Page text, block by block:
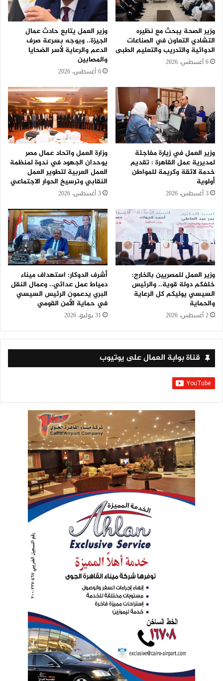
وزير الصحة يبحث مع نظيره
التشادي التعاون في الصناعات
الدوائية والتدريب والتعليم الطبى
6 أغسطس، 2026
وزير العمل يتابع حادث عمال
الجيزة.. ويوجه بسرعة صرف
الدعم والرعاية لأسر الضحايا
والمصابين
6 أغسطس، 2026
وزير العمل في زيارة مفاجئة
لمديرية عمل القاهرة : تقديم
خدمة لائقة وكريمة للمواطن
أولوية
3 أغسطس، 2026
وزارة العمل واتحاد عمال مصر
يوحدان الجهود في ندوة لمنظمة
العمل العربية لتطوير العمل
النقابي وترسيخ الحوار الاجتماعي
3 أغسطس، 2026
وزير العمل للمصريين بالخارج:
خلفكم دولة قوية.. والرئيس
السيسي يوليكم كل الرعاية
والحماية
2 أغسطس، 2026
أشرف الدوكار: استهداف ميناء
دمياط عمل عدائي.. وعمال النقل
البري يدعمون الرئيس السيسي
في حماية الأمن القومي
31 يوليو، 2026
قناة بوابة العمال على يوتيوب